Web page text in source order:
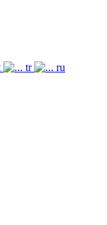
tr ru